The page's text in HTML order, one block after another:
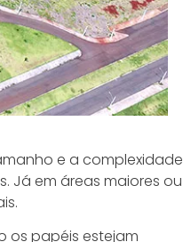
e a complexidade
Já em áreas maiores ou
os papéis estejam